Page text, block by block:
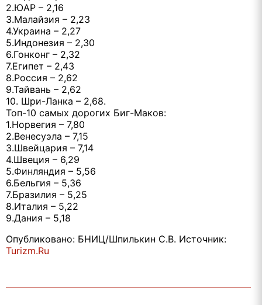
2.ЮАР – 2,16
3.Малайзия – 2,23
4.Украина – 2,27
5.Индонезия – 2,30
6.Гонконг – 2,32
7.Египет – 2,43
8.Россия – 2,62
9.Тайвань – 2,62
10. Шри-Ланка – 2,68.
Топ-10 самых дорогих Биг-Маков:
1.Норвегия – 7,80
2.Венесуэла – 7,15
3.Швейцария – 7,14
4.Швеция – 6,29
5.Финляндия – 5,56
6.Бельгия – 5,36
7.Бразилия – 5,25
8.Италия – 5,22
9.Дания – 5,18
Опубликовано: БНИЦ/Шпилькин С.В. Источник:
Turizm.Ru